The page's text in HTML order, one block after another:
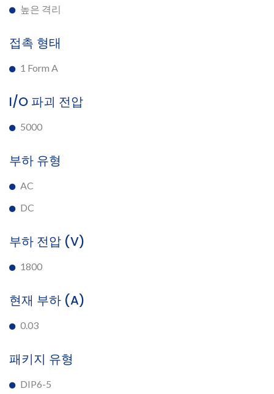
높은 격리
접촉 형태
1 Form A
I/O 파괴 전압
5000
부하 유형
AC
DC
부하 전압 (V)
1800
현재 부하 (A)
0.03
패키지 유형
DIP6-5